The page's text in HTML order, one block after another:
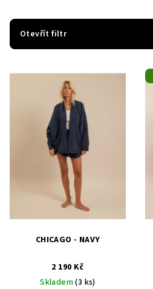
r
Otevřít filtr
u
CHICAGO - NAVY
2 190 Kč
Skladem(3 ks)